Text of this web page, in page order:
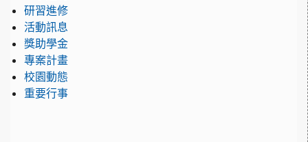
研習進修
活動訊息
獎助學金
專案計畫
校園動態
重要行事